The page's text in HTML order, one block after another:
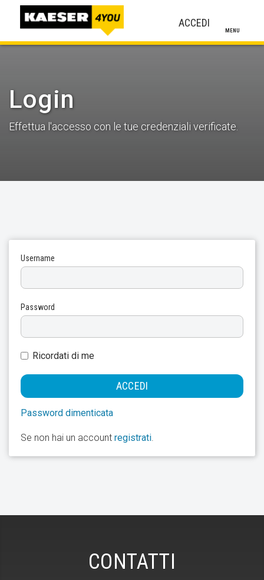
ACCEDI
MENU
Login
Effettua l'accesso con le tue credenziali verificate.
Username
Password
Ricordati di me
Password dimenticata
Se non hai un account registrati.
CONTATTI